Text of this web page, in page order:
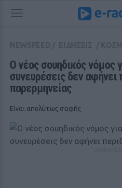
Ο νέος σουηδικός νόμος
συνευρέσεις δεν αφήνει
παρερμηνείας
Είναι απολύτως σαφής